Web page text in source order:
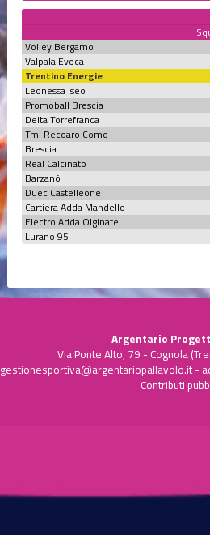
Volley Bergamo
Valpala Evoca
Trentino Energie
Leonessa Iseo
Promoball Brescia
Delta Torrefranca
Tml Recoaro Como
Brescia
Real Calcinato
Barzanò
Duec Castelleone
Cartiera Adda Mandello
Electro Adda Olginate
Lurano 95
Argentario
Via Ponte Alto, 79 - Cognola
gestionesportiva@argentariopallavolo.it-
Contributi